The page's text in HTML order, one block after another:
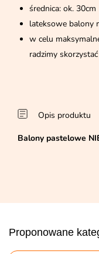
średnica: ok. 30cm
lateksowe balony
w celu
radzimy
Opis produktu
Balony pastelowe
Proponowane